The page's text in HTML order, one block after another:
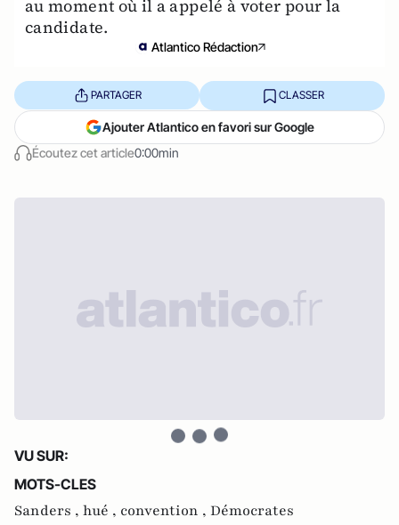
au moment où il a appelé à voter pour la
candidate.
Atlantico Rédaction
Écoutez cet article0:00min
PARTAGER CLASSER
Ajouter Atlantico en favori sur Google
VU SUR:
MOTS-CLES
Sanders , hué , convention , Démocrates